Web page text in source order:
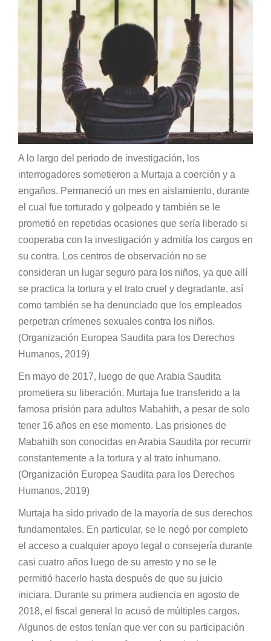
A lo largo del periodo de investigación, los
interrogadores sometieron a Murtaja a coerción y a
engaños. Permaneció un mes en aislamiento, durante
el cual fue torturado y golpeado y también se le
prometió en repetidas ocasiones que sería liberado si
cooperaba con la investigación y admitía los cargos en
su contra. Los centros de observación no se
consideran un lugar seguro para los niños, ya que allí
se practica la tortura y el trato cruel y degradante, así
como también se ha denunciado que los empleados
perpetran crímenes sexuales contra los niños.
(Organización Europea Saudita para los Derechos
Humanos, 2019)
En mayo de 2017, luego de que Arabia Saudita
prometiera su liberación, Murtaja fue transferido a la
famosa prisión para adultos Mabahith, a pesar de solo
tener 16 años en ese momento. Las prisiones de
Mabahith son conocidas en Arabia Saudita por recurrir
constantemente a la tortura y al trato inhumano.
(Organización Europea Saudita para los Derechos
Humanos, 2019)
Murtaja ha sido privado de la mayoría de sus derechos
fundamentales. En particular, se le negó por completo
el acceso a cualquier apoyo legal o consejería durante
casi cuatro años luego de su arresto y no se le
permitió hacerlo hasta después de que su juicio
iniciara. Durante su primera audiencia en agosto de
2018, el fiscal general lo acusó de múltiples cargos.
Algunos de estos tenían que ver con su participación